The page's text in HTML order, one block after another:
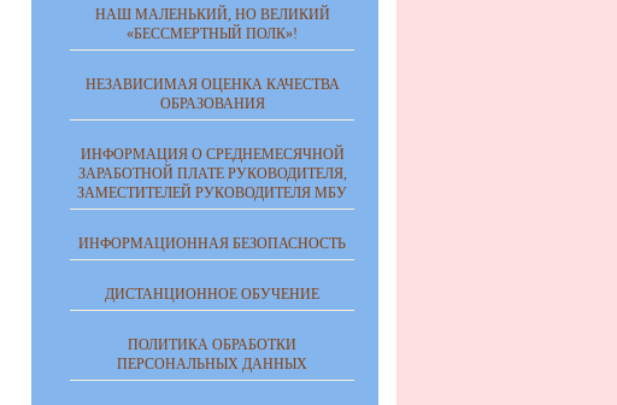
НАШ МАЛЕНЬКИЙ, НО ВЕЛИКИЙ
«БЕССМЕРТНЫЙ ПОЛК»!
НЕЗАВИСИМАЯ ОЦЕНКА КАЧЕСТВА
ОБРАЗОВАНИЯ
ИНФОРМАЦИЯ О СРЕДНЕМЕСЯЧНОЙ
ЗАРАБОТНОЙ ПЛАТЕ РУКОВОДИТЕЛЯ,
ЗАМЕСТИТЕЛЕЙ РУКОВОДИТЕЛЯ МБУ
ИНФОРМАЦИОННАЯ БЕЗОПАСНОСТЬ
ДИСТАНЦИОННОЕ ОБУЧЕНИЕ
ПОЛИТИКА ОБРАБОТКИ
ПЕРСОНАЛЬНЫХ ДАННЫХ